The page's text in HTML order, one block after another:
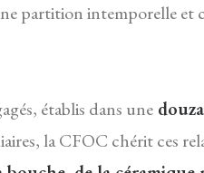
partition intemporelle et
établis dans une
la CFOC chérit ces